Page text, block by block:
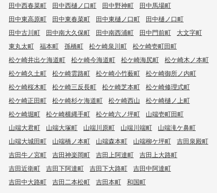
田中西春菜町
田中西樋ノ口町 田中野神町
田中馬場町
田中東高原町
田中東春菜町 田中東樋ノ口町
田中樋ノ口町
田中古川町
田中南大久保町 田中南西浦町 田中門前町
大文字町
東丸太町
福本町 孫橋町 松ケ崎泉川町
松ケ崎壱町田町
松ケ崎井出ケ海道町
松ケ崎今海道町 松ケ崎海尻町
松ケ崎木ノ本町
松ケ崎久土町
松ケ崎雲路町 松ケ崎小竹薮町
松ケ崎御所ノ内町
松ケ崎桜木町
松ケ崎三反長町 松ケ崎芝本町
松ケ崎修理式町
松ケ崎正田町
松ケ崎杉ケ海道町 松ケ崎西山
松ケ崎樋ノ上町
松ケ崎堀町
松ケ崎横縄手町 松ケ崎六ノ坪町
山端壱町田町
山端大君町
山端大塚町 山端川原町 山端川端町
山端滝ケ鼻町
山端大城田町
山端橋ノ本町 山端森本町 山端柳ケ坪町
吉田泉殿町
吉田牛ノ宮町
吉田神楽岡町 吉田上阿達町
吉田上大路町
吉田近衛町
吉田下阿達町 吉田下大路町
吉田中阿達町
吉田中大路町
吉田二本松町 吉田本町 和国町